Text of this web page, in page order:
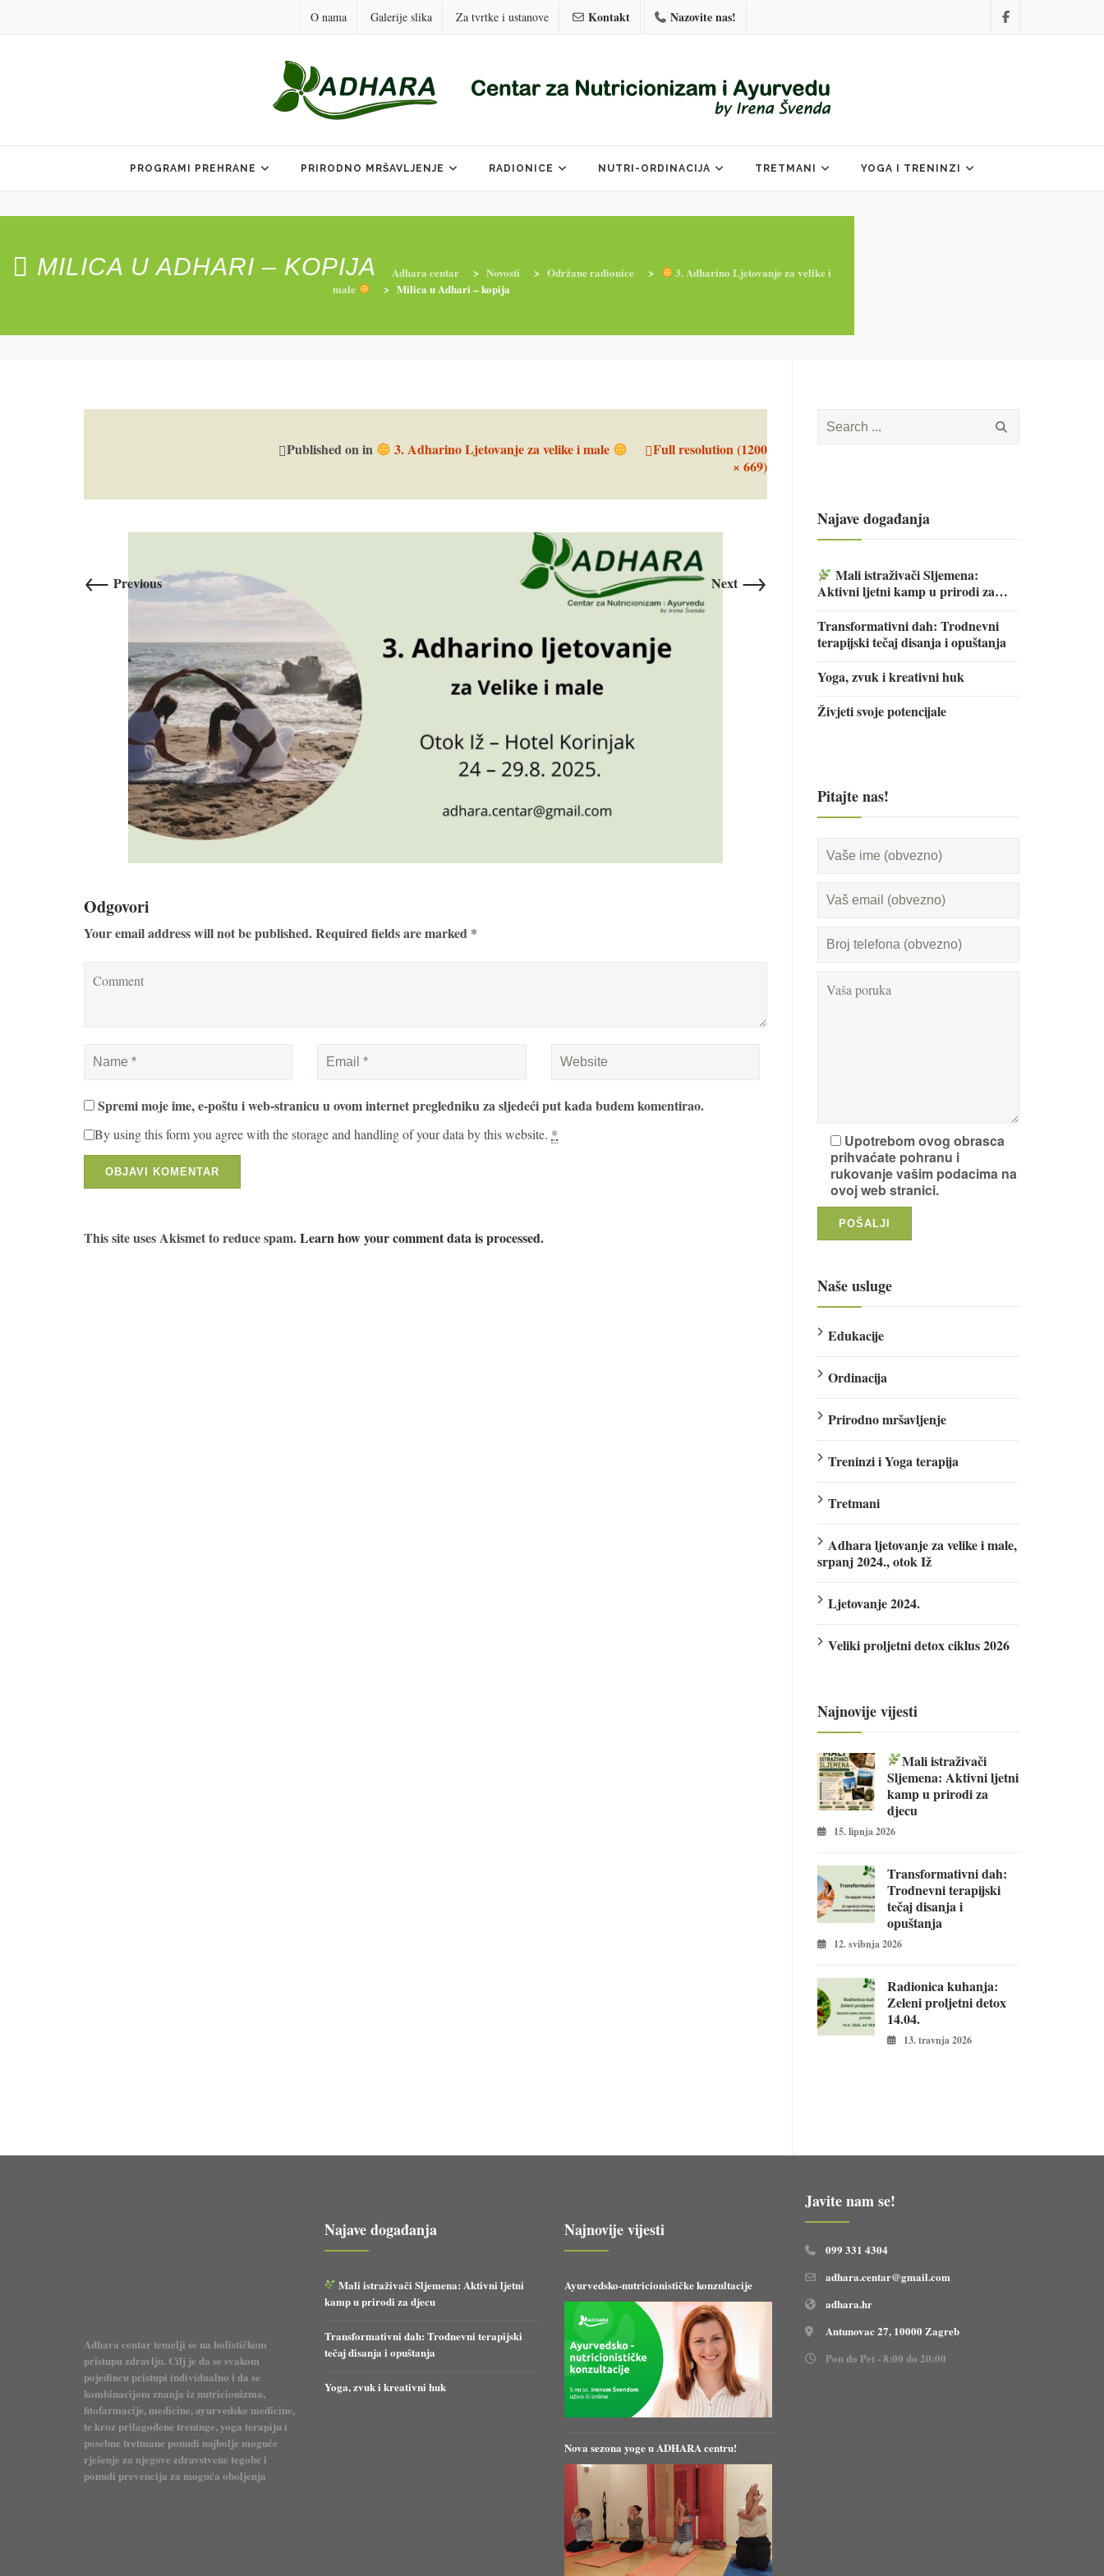
O nama Galerije slika Za tvrtke i ustanove Kontakt Nazovite nas!
PROGRAMI PREHRANE PRIRODNO MRŠAVLJENJE RADIONICE NUTRI-ORDINACIJA TRETMANI YOGA I TRENINZI
MILICA U ADHARI – KOPIJA Adhara centar > Novosti > Održane radionice >
3. Adharino Ljetovanje za velike i
male
> Milica u Adhari – kopija
Published onin 3. Adharino Ljetovanje za velike i male
Full resolution (1200
× 669)
← Previous Next →
Odgovori
Your email address will not be published. Required fields are marked *
Spremi moje ime, e-poštu i web-stranicu u ovom internet pregledniku za sljedeći put kada budem komentirao.
By using this form you agree with the storage and handling of your data by this website. *
This site uses Akismet to reduce spam.Learn how your comment data is processed.
for:
Najave događanja
Mali istraživači Sljemena:
Aktivni ljetni kamp u prirodi za
Transformativni dah: Trodnevni
terapijski tečaj disanja i opuštanja
Yoga, zvuk i kreativni huk
Živjeti svoje potencijale
Pitajte nas!
Upotrebom ovog obrasca
prihvaćate pohranu i
rukovanje vašim podacima na
ovoj web stranici.
Naše usluge
Edukacije
Ordinacija
Prirodno mršavljenje
Treninzi i Yoga terapija
Tretmani
Adhara ljetovanje za velike i male,
srpanj 2024., otok Iž
Ljetovanje 2024.
Veliki proljetni detox ciklus 2026
Najnovije vijesti
Mali istraživači
Sljemena: Aktivni ljetni
kamp u prirodi za
djecu
15. lipnja 2026
Transformativni dah:
Trodnevni terapijski
tečaj disanja i
opuštanja
12. svibnja 2026
Radionica kuhanja:
Zeleni proljetni detox
14.04.
13. travnja 2026
fitofarmacije, medicine, ayurvedske medicine,
te kroz prilagođene treninge, yoga terapiju i
posebne tretmane ponudi najbolje moguće
rješenje za njegove zdravstvene tegobe i
ponudi prevencija za moguća oboljenja
Najave događanja
Mali istraživači Sljemena: Aktivni ljetni
kamp u prirodi za djecu
Transformativni dah: Trodnevni terapijski
tečaj disanja i opuštanja
Yoga, zvuk i kreativni huk
Najnovije vijesti
Ayurvedsko-nutricionističke konzultacije
Nova sezona yoge u ADHARA centru!
Javite nam se!
099 331 4304
adhara.centar@gmail.com
adhara.hr
Antunovac 27, 10000 Zagreb
Pon do Pet - 8:00 do 20:00